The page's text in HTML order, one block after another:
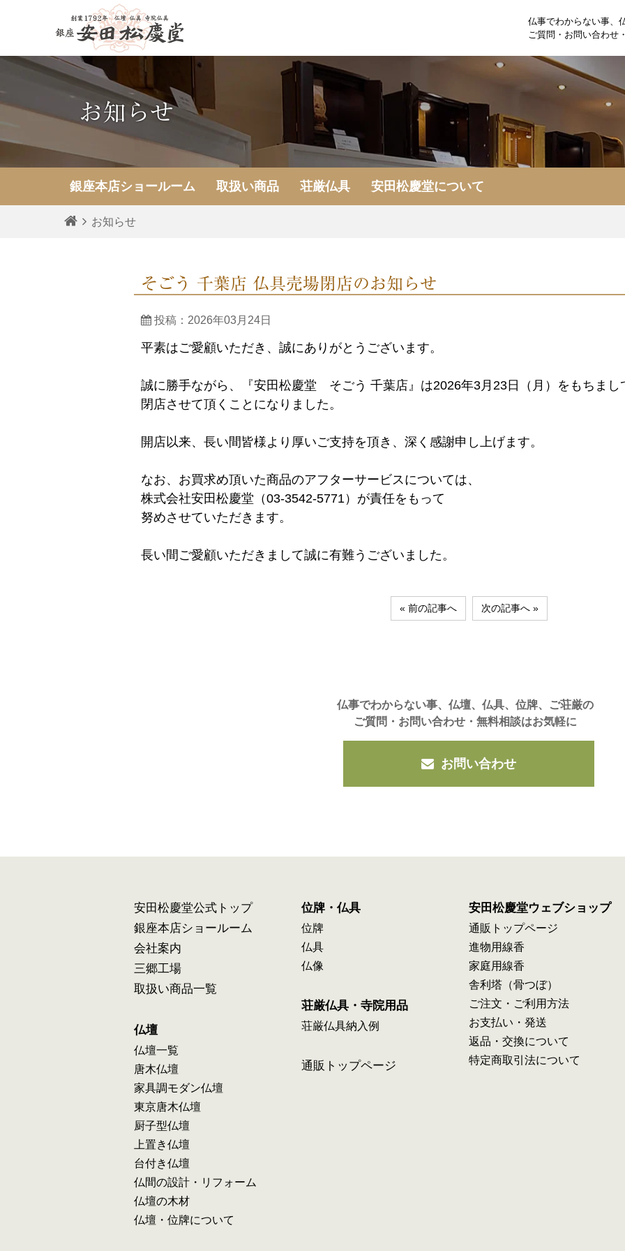
仏事でわからない事、
ご質問・お問い合わせ
お知らせ
銀座本店ショールーム 取扱い商品 荘厳仏具 安田松慶堂について
お知らせ
そごう 千葉店 仏具売場閉店のお知らせ
投稿：2026年03月24日
平素はご愛顧いただき、誠にありがとうございます。
誠に勝手ながら、『安田松慶堂 そごう 千葉店』は2026年3月23日（月）をもちまし
閉店させて頂くことになりました。
開店以来、長い間皆様より厚いご支持を頂き、深く感謝申し上げます。
なお、お買求め頂いた商品のアフターサービスについては、
株式会社安田松慶堂（03-3542-5771）が責任をもって
努めさせていただきます。
長い間ご愛顧いただきまして誠に有難うございました。
« 前の記事へ 次の記事へ »
仏事でわからない事、仏壇、仏具、位牌、ご荘厳の
ご質問・お問い合わせ・無料相談はお気軽に
お問い合わせ
安田松慶堂公式トップ
銀座本店ショールーム
会社案内
三郷工場
取扱い商品一覧
仏壇
仏壇一覧
唐木仏壇
家具調モダン仏壇
東京唐木仏壇
厨子型仏壇
上置き仏壇
台付き仏壇
仏間の設計・リフォーム
仏壇の木材
仏壇・位牌について
位牌・仏具
位牌
仏具
仏像
荘厳仏具・寺院用品
荘厳仏具納入例
通販トップページ
安田松慶堂ウェブショップ
通販トップページ
進物用線香
家庭用線香
舎利塔（骨つぼ）
ご注文・ご利用方法
お支払い・発送
返品・交換について
特定商取引法について